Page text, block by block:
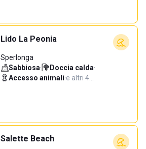
Lido La Peonia
Sperlonga
Sabbiosa· Doccia calda·
Accesso animali·e altri 4…
Salette Beach